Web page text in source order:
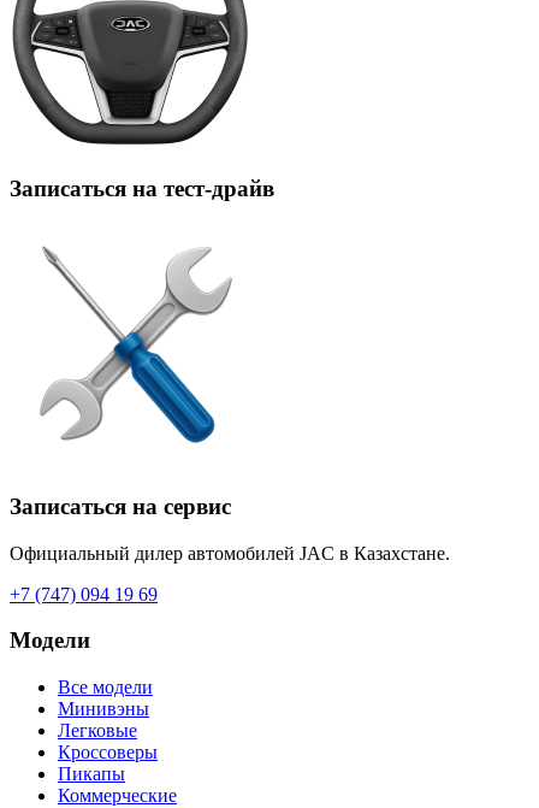
Записаться на тест-драйв
Записаться на сервис
Официальный дилер автомобилей JAC в Казахстане.
+7 (747) 094 19 69
Модели
Все модели
Минивэны
Легковые
Кроссоверы
Пикапы
Коммерческие